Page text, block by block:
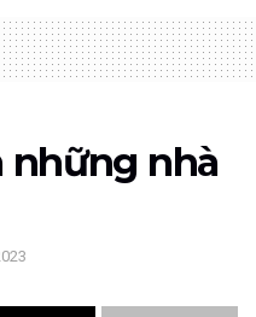
những nhà